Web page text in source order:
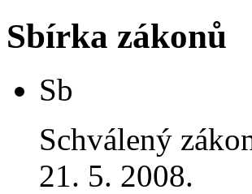
Sbírka zákonů
Sb
Schválený
21. 5. 2008.